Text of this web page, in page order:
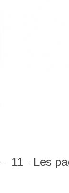
11 - Les